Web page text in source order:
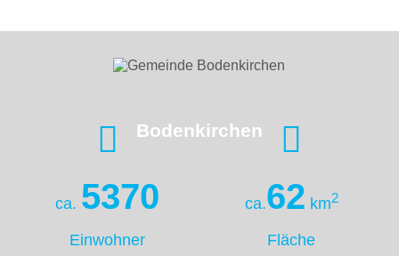
Bodenkirchen
ca. 5370
Einwohner
ca.62 km2
Fläche